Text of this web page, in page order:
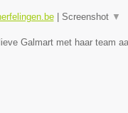
| Screenshot ▼
Galmart met haar team